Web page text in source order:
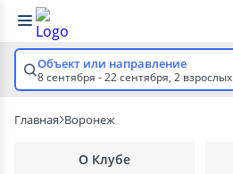
Объект или направление
8 сентября - 22 сентября, 2 взрослых
Главная Воронеж
О Клубе